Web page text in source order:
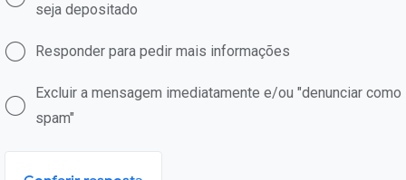
seja depositado
Responder para pedir mais informações
Excluir a mensagem imediatamente e/ou "denunciar como
spam"